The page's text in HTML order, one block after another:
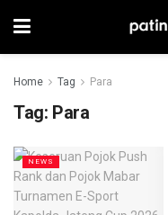
Home Tag Para
Tag: Para
NEWS